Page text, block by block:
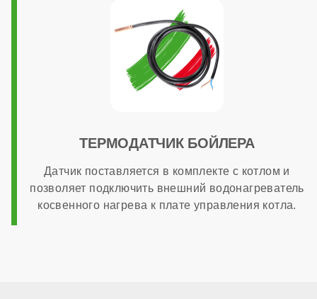
ТЕРМОДАТЧИК БОЙЛЕРА
Датчик поставляется в комплекте с котлом и
позволяет подключить внешний водонагреватель
косвенного нагрева к плате управления котла.